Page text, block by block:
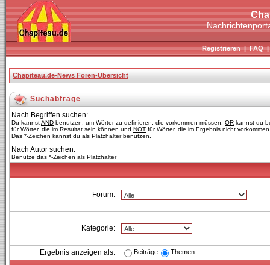
Registrieren|FAQ
Chapiteau.de-News Foren-Übersicht
Suchabfrage
Nach Begriffen suchen:
Du kannstAND benutzen, um Wörter zu definieren, die vorkommen müssen; OR kannst du
für Wörter, die im Resultat sein können und NOT für Wörter, die im Ergebnis nicht
Das *-Zeichen kannst du als Platzhalter benutzen.
Nach Autor suchen:
Benutze das *-Zeichen als Platzhalter
Forum:
Kategorie:
Ergebnis anzeigen als: Beiträge Themen